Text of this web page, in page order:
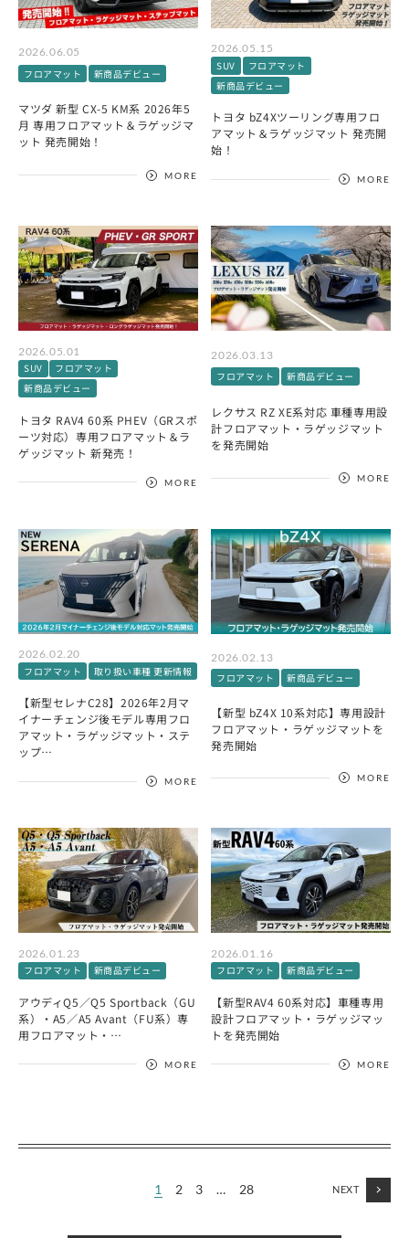
2026.06.05
フロアマット
新商品デビュー
マツダ 新型 CX-5 KM系 2026年5
月 専用フロアマット＆ラゲッジマ
ット 発売開始！
MORE
2026.05.15
SUV
フロアマット
新商品デビュー
トヨタ bZ4Xツーリング専用フロ
アマット＆ラゲッジマット 発売開
始！
MORE
2026.05.01
SUV
フロアマット
新商品デビュー
トヨタ RAV4 60系 PHEV（GRスポ
ーツ対応）専用フロアマット＆ラ
ゲッジマット 新発売！
MORE
2026.03.13
フロアマット
新商品デビュー
レクサス RZ XE系対応 車種専用設
計フロアマット・ラゲッジマット
を発売開始
MORE
2026.02.20
フロアマット
取り扱い車種 更新情報
【新型セレナC28】2026年2月マ
イナーチェンジ後モデル専用フロ
アマット・ラゲッジマット・ステ
ップ…
MORE
2026.02.13
フロアマット
新商品デビュー
【新型 bZ4X 10系対応】専用設計
フロアマット・ラゲッジマットを
発売開始
MORE
2026.01.23
フロアマット
新商品デビュー
アウディQ5／Q5 Sportback（GU
系）・A5／A5 Avant（FU系）専
用フロアマット・…
MORE
2026.01.16
フロアマット
新商品デビュー
【新型RAV4 60系対応】車種専用
設計フロアマット・ラゲッジマッ
トを発売開始
MORE
1 2 3 … 28 NEXT